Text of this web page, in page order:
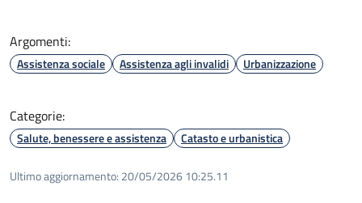
Argomenti:
Assistenza sociale Assistenza agli invalidi Urbanizzazione
Categorie:
Salute, benessere e assistenza Catasto e urbanistica
Ultimo aggiornamento: 20/05/2026 10:25.11